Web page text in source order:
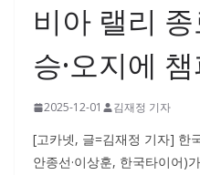
비아 랠리
승·오지에
2025-12-01 김재정 기자
[고카넷, 글=김재정 기자] 한
안종선·이상훈, 한국타이어)